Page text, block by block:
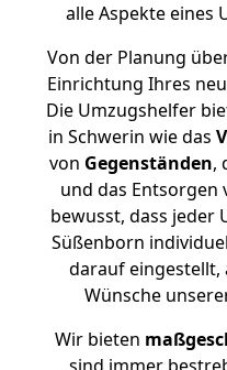
alle Aspekte eines
Von der Planung
Einrichtung Ihres
Die Umzugshelfer
in Schwerin wie das
von Gegenständen,
und das Entsorgen
bewusst, dass jeder
Süßenborn
darauf eingestellt,
Wünsche
Wir bieten